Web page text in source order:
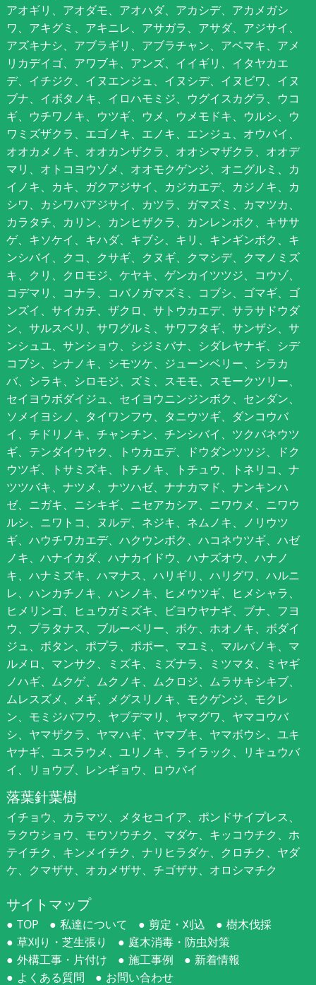
アオギリ、アオダモ、アオハダ、アカシデ、アカメガシ
ワ、アキグミ、アキニレ、アサガラ、アサダ、アジサイ、
アズキナシ、アブラギリ、アブラチャン、アベマキ、アメ
リカデイゴ、アワブキ、アンズ、イイギリ、イタヤカエ
デ、イチジク、イヌエンジュ、イヌシデ、イヌビワ、イヌ
ブナ、イボタノキ、イロハモミジ、ウグイスカグラ、ウコ
ギ、ウチワノキ、ウツギ、ウメ、ウメモドキ、ウルシ、ウ
ワミズザクラ、エゴノキ、エノキ、エンジュ、オウバイ、
オオカメノキ、オオカンザクラ、オオシマザクラ、オオデ
マリ、オトコヨウゾメ、オオモクゲンジ、オニグルミ、カ
イノキ、カキ、ガクアジサイ、カジカエデ、カジノキ、カ
シワ、カシワバアジサイ、カツラ、ガマズミ、カマツカ、
カラタチ、カリン、カンヒザクラ、カンレンボク、キササ
ゲ、キソケイ、キハダ、キブシ、キリ、キンギンボク、キ
ンシバイ、クコ、クサギ、クヌギ、クマシデ、クマノミズ
キ、クリ、クロモジ、ケヤキ、ゲンカイツツジ、コウゾ、
コデマリ、コナラ、コバノガマズミ、コブシ、ゴマギ、ゴ
ンズイ、サイカチ、ザクロ、サトウカエデ、サラサドウダ
ン、サルスベリ、サワグルミ、サワフタギ、サンザシ、サ
ンシュユ、サンショウ、シジミバナ、シダレヤナギ、シデ
コブシ、シナノキ、シモツケ、ジューンベリー、シラカ
バ、シラキ、シロモジ、ズミ、スモモ、スモークツリー、
セイヨウボダイジュ、セイヨウニンジンボク、センダン、
ソメイヨシノ、タイワンフウ、タニウツギ、ダンコウバ
イ、チドリノキ、チャンチン、チンシバイ、ツクバネウツ
ギ、テンダイウヤク、トウカエデ、ドウダンツツジ、ドク
ウツギ、トサミズキ、トチノキ、トチュウ、トネリコ、ナ
ツツバキ、ナツメ、ナツハゼ、ナナカマド、ナンキンハ
ゼ、ニガキ、ニシキギ、ニセアカシア、ニワウメ、ニワウ
ルシ、ニワトコ、ヌルデ、ネジキ、ネムノキ、ノリウツ
ギ、ハウチワカエデ、ハクウンボク、ハコネウツギ、ハゼ
ノキ、ハナイカダ、ハナカイドウ、ハナズオウ、ハナノ
キ、ハナミズキ、ハマナス、ハリギリ、ハリグワ、ハルニ
レ、ハンカチノキ、ハンノキ、ヒメウツギ、ヒメシャラ、
ヒメリンゴ、ヒュウガミズキ、ビヨウヤナギ、ブナ、フヨ
ウ、プラタナス、ブルーベリー、ボケ、ホオノキ、ボダイ
ジュ、ボタン、ポプラ、ポポー、マユミ、マルバノキ、マ
ルメロ、マンサク、ミズキ、ミズナラ、ミツマタ、ミヤギ
ノハギ、ムクゲ、ムクノキ、ムクロジ、ムラサキシキブ、
ムレスズメ、メギ、メグスリノキ、モクゲンジ、モクレ
ン、モミジバフウ、ヤブデマリ、ヤマグワ、ヤマコウバ
シ、ヤマザクラ、ヤマハギ、ヤマブキ、ヤマボウシ、ユキ
ヤナギ、ユスラウメ、ユリノキ、ライラック、リキュウバ
イ、リョウブ、レンギョウ、ロウバイ
落葉針葉樹
イチョウ、カラマツ、メタセコイア、ポンドサイプレス、
ラクウショウ、モウソウチク、マダケ、キッコウチク、ホ
テイチク、キンメイチク、ナリヒラダケ、クロチク、ヤダ
ケ、クマザサ、オカメザサ、チゴザサ、オロシマチク
サイトマップ
TOP 私達について 剪定・刈込
樹木伐採
草刈り・芝生張り
庭木消毒・防虫対策
外構工事・片付け
施工事例
新着情報
よくある質問
お問い合わせ